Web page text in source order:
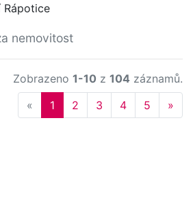
Rápotice
nemovitost
Zobrazeno 1-10 z 104 záznamů.
« Previous
1 2 3 4 5 »